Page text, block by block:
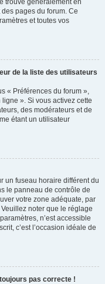
trouve généralement en
pages du forum. Ce
et toutes vos
de la liste des utilisateurs
« Préférences du forum »,
». Si vous activez cette
des modérateurs et de
étant un utilisateur
un fuseau horaire différent du
le panneau de contrôle de
votre zone adéquate, par
noter que le réglage
n’est accessible
c’est l’occasion idéale de
pas correcte !